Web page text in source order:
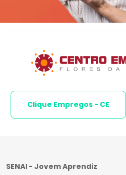
Clique Empregos - CE
SENAI - Jovem Aprendiz